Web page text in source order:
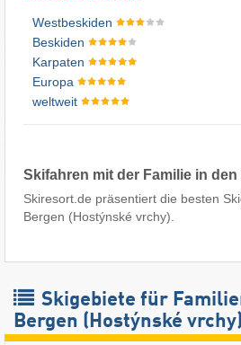
Westbeskiden
Beskiden
Karpaten
Europa
weltweit
Skifahren mit der Familie in
Skiresort.de präsentiert die besten
Bergen (Hostýnské vrchy).
Skigebiete für
Bergen (Hostýnské vrchy)